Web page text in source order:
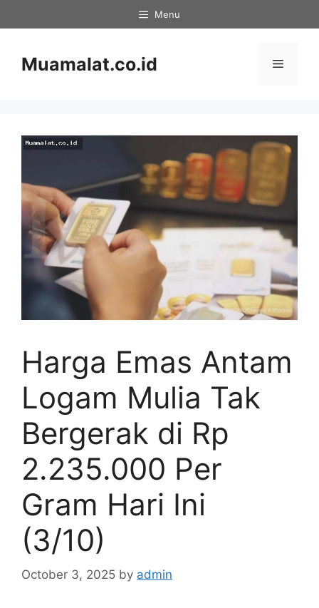
to
Menu
Muamalat.co.id Menu
Harga Emas Antam
Logam Mulia Tak
Bergerak di Rp
2.235.000 Per
Gram Hari Ini
(3/10)
October 3, 2025 by admin